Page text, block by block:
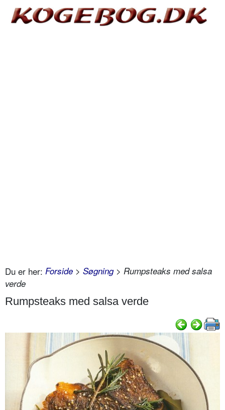
Du er her: Forside > Søgning> Rumpsteaks med salsa
verde
Rumpsteaks med salsa verde